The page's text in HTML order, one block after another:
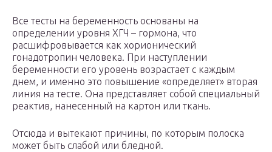
Все тесты на беременность основаны на
определении уровня ХГЧ – гормона, что
расшифровывается как хорионический
гонадотропин человека. При наступлении
беременности его уровень возрастает с каждым
днем, и именно это повышение «определяет» вторая
линия на тесте. Она представляет собой специальный
реактив, нанесенный на картон или ткань.
Отсюда и вытекают причины, по которым полоска
может быть слабой или бледной.